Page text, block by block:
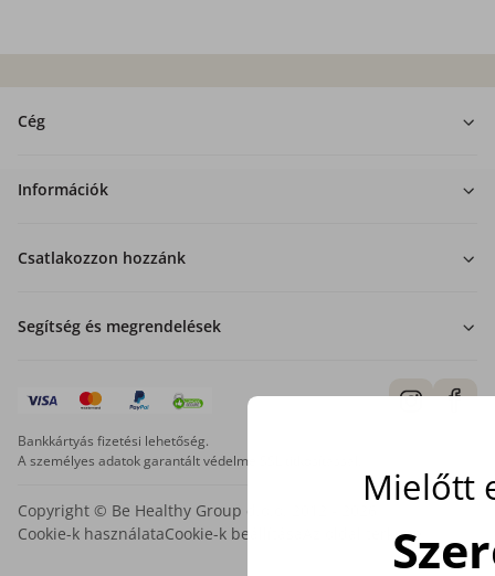
Cég
Információk
Csatlakozzon hozzánk
Segítség és megrendelések
Bankkártyás fizetési lehetőség.
A személyes adatok garantált védelme SSL titkosítással.
Copyright © Be Healthy Group d.o.o. 2012 - 2026
Cookie-k használataCookie-k beállítása Az oldal térképe
Mielőtt